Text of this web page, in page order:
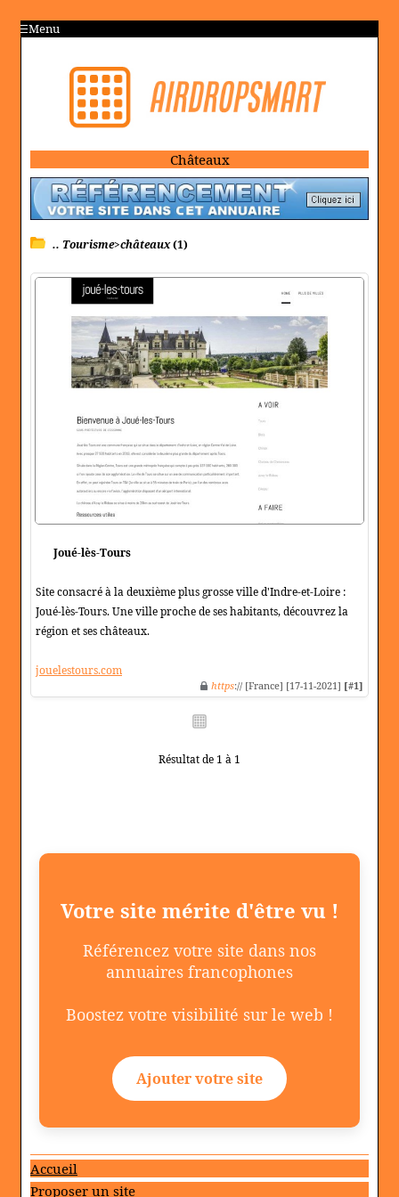
Menu
Châteaux
.. Tourisme>châteaux(1)
Joué-lès-Tours
Site consacré à la deuxième plus grosse ville d'Indre-et-Loire :
Joué-lès-Tours. Une ville proche de ses habitants, découvrez la
région et ses châteaux.
jouelestours.com
https:// [France] [17-11-2021] [#1]
Résultat de 1 à 1
Votre site mérite d'être vu !
Référencez votre site dans nos
annuaires francophones
Boostez votre visibilité sur le web !
Ajouter votre site
Accueil
Proposer un site